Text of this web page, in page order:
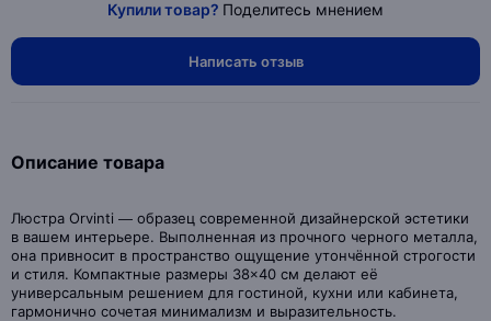
Купили товар? Поделитесь мнением
Написать отзыв
Описание товара
Люстра Orvinti — образец современной дизайнерской эстетики
в вашем интерьере. Выполненная из прочного черного металла,
она привносит в пространство ощущение утончённой строгости
и стиля. Компактные размеры 38×40 см делают её
универсальным решением для гостиной, кухни или кабинета,
гармонично сочетая минимализм и выразительность.